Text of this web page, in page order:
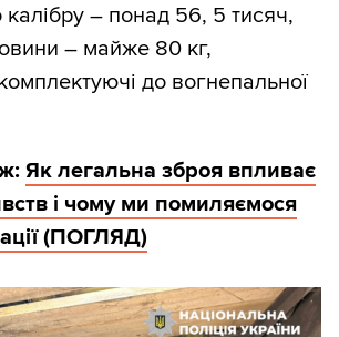
калібру – понад 56, 5 тисяч,
– майже 80 кг,
до вогнепальної
Як легальна зброя впливає
і чому ми помиляємося
(ПОГЛЯД)